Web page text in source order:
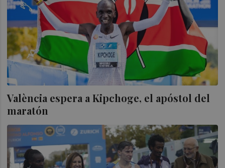
València espera a Kipchoge, el apóstol del
maratón